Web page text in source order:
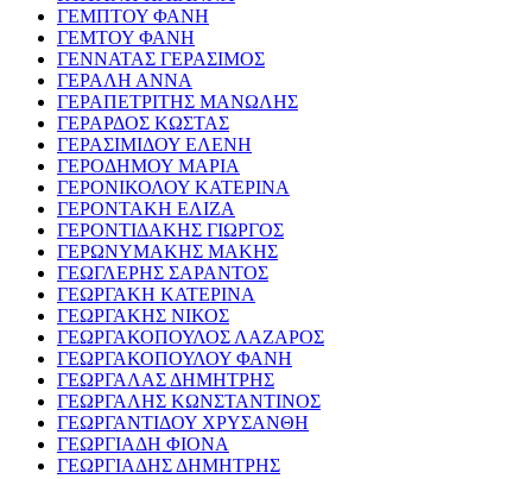
ΓΕΜΠΤΟΥ ΦΑΝΗ
ΓΕΜΤΟΥ ΦΑΝΗ
ΓΕΝΝΑΤΑΣ ΓΕΡΑΣΙΜΟΣ
ΓΕΡΑΛΗ ΑΝΝΑ
ΓΕΡΑΠΕΤΡΙΤΗΣ ΜΑΝΩΛΗΣ
ΓΕΡΑΡΔΟΣ ΚΩΣΤΑΣ
ΓΕΡΑΣΙΜΙΔΟΥ ΕΛΕΝΗ
ΓΕΡΟΔΗΜΟΥ ΜΑΡΙΑ
ΓΕΡΟΝΙΚΟΛΟΥ ΚΑΤΕΡΙΝΑ
ΓΕΡΟΝΤΑΚΗ ΕΛΙΖΑ
ΓΕΡΟΝΤΙΔΑΚΗΣ ΓΙΩΡΓΟΣ
ΓΕΡΩΝΥΜΑΚΗΣ ΜΑΚΗΣ
ΓΕΩΓΛΕΡΗΣ ΣΑΡΑΝΤΟΣ
ΓΕΩΡΓΑΚΗ ΚΑΤΕΡΙΝΑ
ΓΕΩΡΓΑΚΗΣ ΝΙΚΟΣ
ΓΕΩΡΓΑΚΟΠΟΥΛΟΣ ΛΑΖΑΡΟΣ
ΓΕΩΡΓΑΚΟΠΟΥΛΟΥ ΦΑΝΗ
ΓΕΩΡΓΑΛΑΣ ΔΗΜΗΤΡΗΣ
ΓΕΩΡΓΑΛΗΣ ΚΩΝΣΤΑΝΤΙΝΟΣ
ΓΕΩΡΓΑΝΤΙΔΟΥ ΧΡΥΣΑΝΘΗ
ΓΕΩΡΓΙΑΔΗ ΦΙΟΝΑ
ΓΕΩΡΓΙΑΔΗΣ ΔΗΜΗΤΡΗΣ